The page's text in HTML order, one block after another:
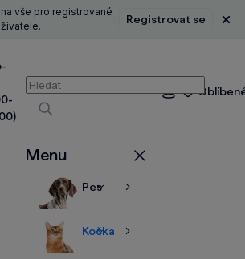
vše pro registrované
Registrovat se
Vyhledávání
Vyhledávat
Přihlášení
Menu
PesZobrazitZobrazit
Kočka
ZobrazitZobrazit